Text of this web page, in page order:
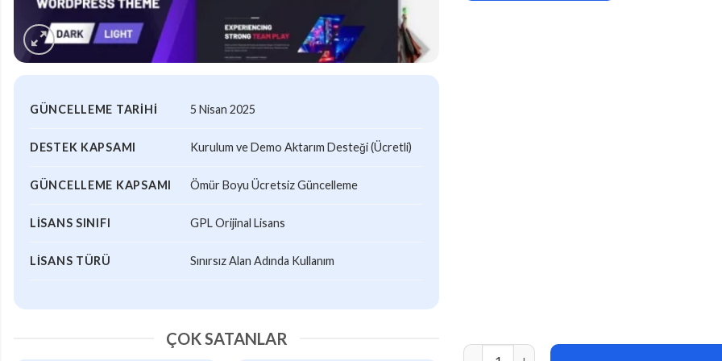
GÜNCELLEME TARIHI 5 Nisan 2025
DESTEK KAPSAMI Kurulum ve Demo Aktarım Desteği (Ücretli)
GÜNCELLEME KAPSAMI Ömür Boyu Ücretsiz Güncelleme
LISANS SINIFI GPL Orijinal Lisans
LISANS TÜRÜ Sınırsız Alan Adında Kullanım
ÇOK SATANLAR
Armadon v1.2.1 Gaming Community